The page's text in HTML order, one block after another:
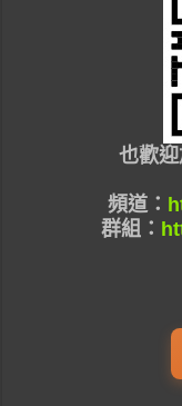
也歡
頻道：
群組：